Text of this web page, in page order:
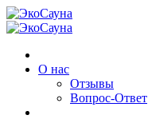
О нас
Отзывы
Вопрос-Ответ